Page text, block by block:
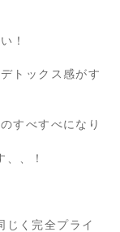
！
トックス感がす
すべすべになり
、！
じく完全プライ